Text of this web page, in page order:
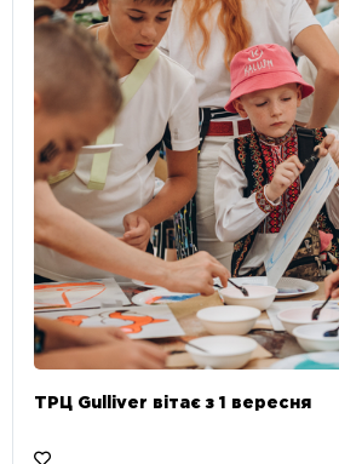
ТРЦ Gulliver вітає з 1 вересня